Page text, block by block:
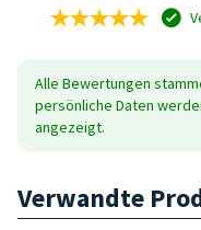
Alle Bewertungen
persönliche Daten
angezeigt.
Verwandte